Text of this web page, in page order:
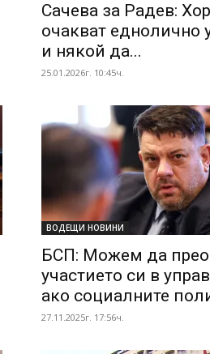
Сачева за Радев:
очакват еднолично
и някой да...
25.01.2026г. 10:45ч.
ВОДЕЩИ НОВИНИ
БСП: Можем да
участието си в
ако социалните
27.11.2025г. 17:56ч.